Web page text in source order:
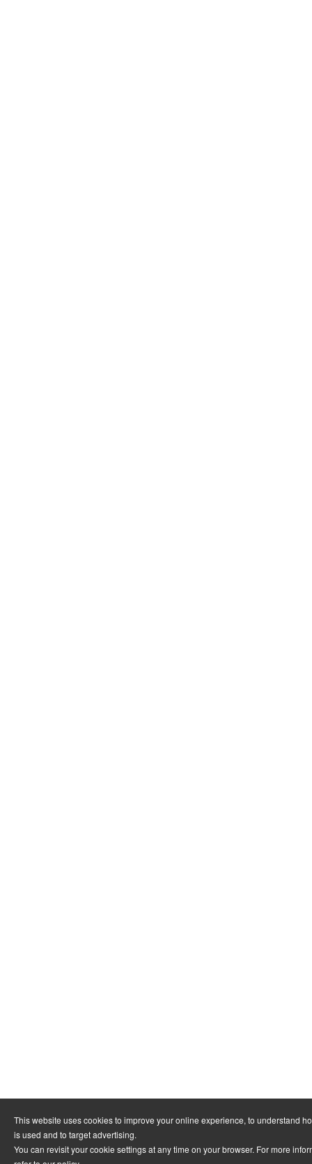
This website uses cookies to improve your online experience, to understand
is used and to target advertising.
You can revisit your cookie settings at any time on your browser. For more